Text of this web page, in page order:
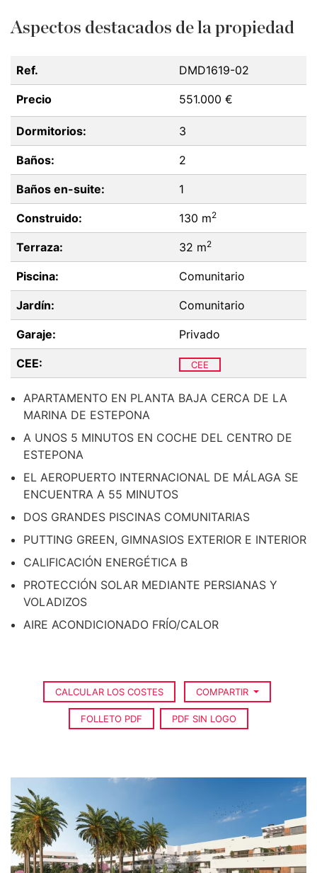
Aspectos destacados de la propiedad
Ref. DMD1619-02
Precio 551.000 €
Dormitorios: 3
Baños: 2
Baños en-suite: 1
Construido: 130 m2
Terraza: 32 m2
Piscina: Comunitario
Jardín: Comunitario
Garaje: Privado
CEE: CEE
APARTAMENTO EN PLANTA BAJA CERCA DE LA
MARINA DE ESTEPONA
A UNOS 5 MINUTOS EN COCHE DEL CENTRO DE
ESTEPONA
EL AEROPUERTO INTERNACIONAL DE MÁLAGA SE
ENCUENTRA A 55 MINUTOS
DOS GRANDES PISCINAS COMUNITARIAS
PUTTING GREEN, GIMNASIOS EXTERIOR E INTERIOR
CALIFICACIÓN ENERGÉTICA B
PROTECCIÓN SOLAR MEDIANTE PERSIANAS Y
VOLADIZOS
AIRE ACONDICIONADO FRÍO/CALOR
CALCULAR LOS COSTES COMPARTIR
FOLLETO PDF PDF SIN LOGO